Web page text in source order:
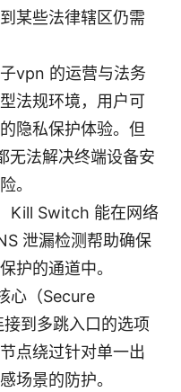
某些法律辖区仍需
vpn 的运营与法务
法规环境，用户可
隐私保护体验。但
无法解决终端设备安
。
Kill Switch 能在网络
泄漏检测帮助确保
护的通道中。
心（Secure
到多跳入口的选项
点绕过针对单一出
场景的防护。